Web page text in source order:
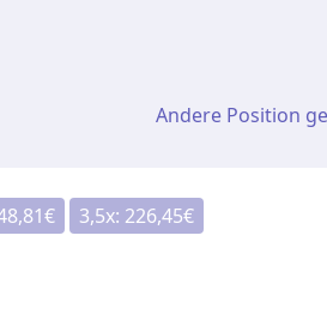
Andere Position
€ 3,5x: 226,45€